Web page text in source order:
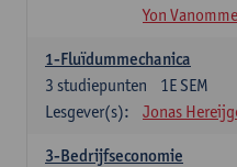
Yon
1-Fluïdummechanica
1E SEM
3 studiepunten
Lesgever(s):
Jonas
3-Bedrijfseconomie